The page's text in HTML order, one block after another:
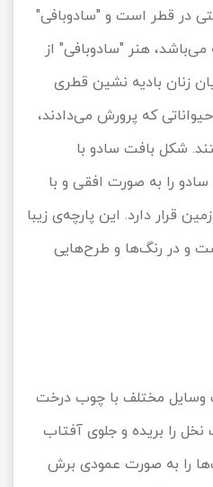
در قطر است و "سادوبافی"
هنر "سادوبافی" از
زنان بادیه نشین قطری
که پرورش می‌دادند،
شکل بافت سادو با
سادو را به صورت افقی و با
قرار دارد. این پارچه‌ی زیبا
و در رنگ‌ها و طرح‌هایی
وسایل مختلف با چوب درخت
را بریده و جلوی آفتاب
را به صورت عمودی برش